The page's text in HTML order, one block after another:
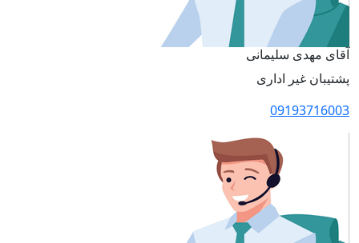
آقای مهدی سلیمانی
پشتیبان غیر اداری
09193716003